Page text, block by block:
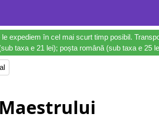
expediem în cel mai scurt timp posibil.
taxa e 21 lei); poșta română (sub taxa e